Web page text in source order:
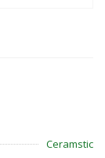
Ceramstic